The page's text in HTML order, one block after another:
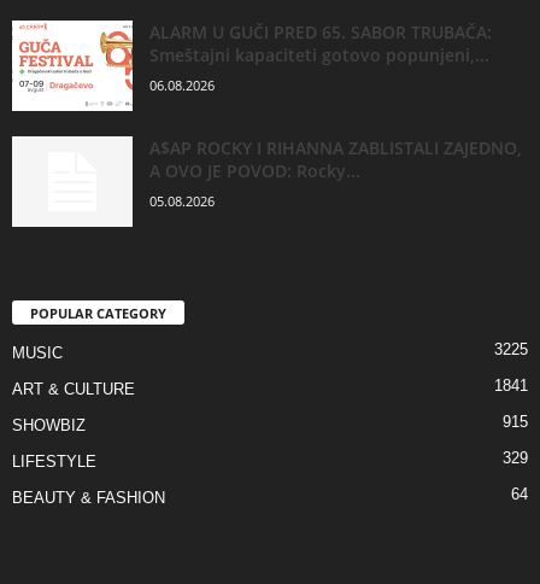
ALARM U GUČI PRED 65. SABOR TRUBAČA:
Smeštajni kapaciteti gotovo popunjeni,...
06.08.2026
A$AP ROCKY I RIHANNA ZABLISTALI ZAJEDNO,
A OVO JE POVOD: Rocky...
05.08.2026
POPULAR CATEGORY
MUSIC 3225
ART & CULTURE 1841
SHOWBIZ 915
LIFESTYLE 329
BEAUTY & FASHION 64